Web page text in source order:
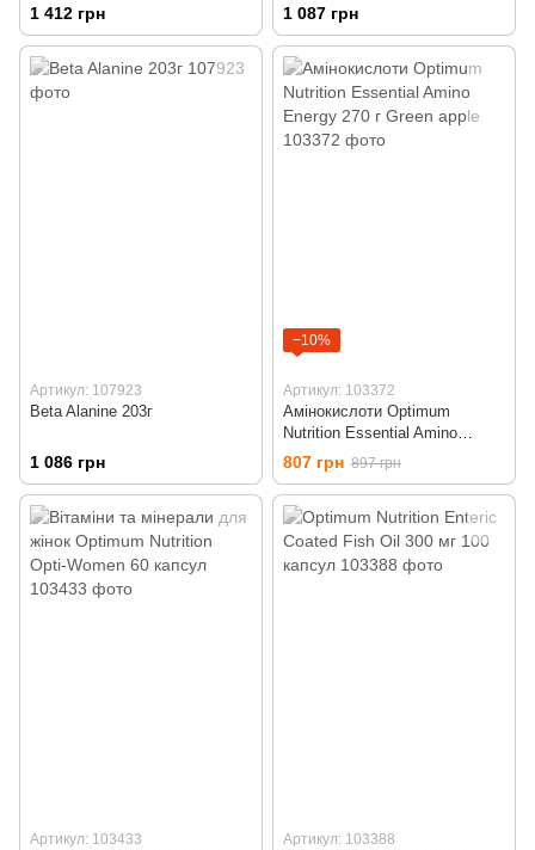
1 412 грн 1 087 грн
Артикул: 107923
Beta Alanine 203г
1 086 грн
−10%
Артикул: 103372
Амінокислоти Optimum
Nutrition Essential Amino
Energy 270 г Green apple
807 грн 897 грн
Артикул: 103433 Артикул: 103388